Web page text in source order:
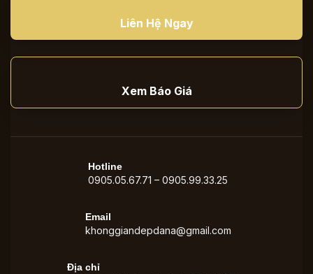
Liên Hệ Ngay
Xem Báo Giá
Hotline
0905.05.67.71 – 0905.99.33.25
Email
khonggiandepdana@gmail.com
Địa chỉ